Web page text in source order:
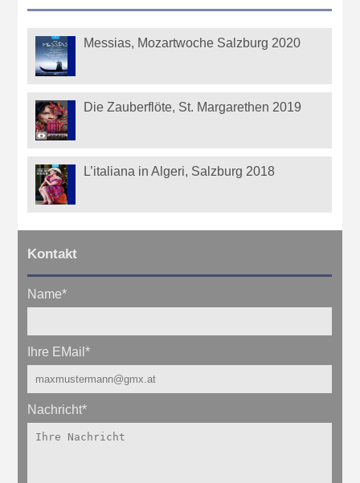
Messias, Mozartwoche Salzburg 2020
Die Zauberflöte, St. Margarethen 2019
L’italiana in Algeri, Salzburg 2018
Kontakt
Name*
Ihre EMail*
Nachricht*